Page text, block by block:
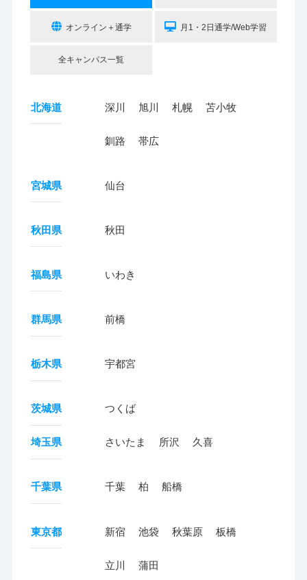
オンライン＋通学 月1・2日通学/Web学習
全キャンパス一覧
北海道 深川 旭川 札幌 苫小牧
釧路 帯広
宮城県 仙台
秋田県 秋田
福島県 いわき
群馬県 前橋
栃木県 宇都宮
茨城県 つくば
埼玉県 さいたま 所沢 久喜
千葉県 千葉 柏 船橋
東京都 新宿 池袋 秋葉原 板橋
立川 蒲田